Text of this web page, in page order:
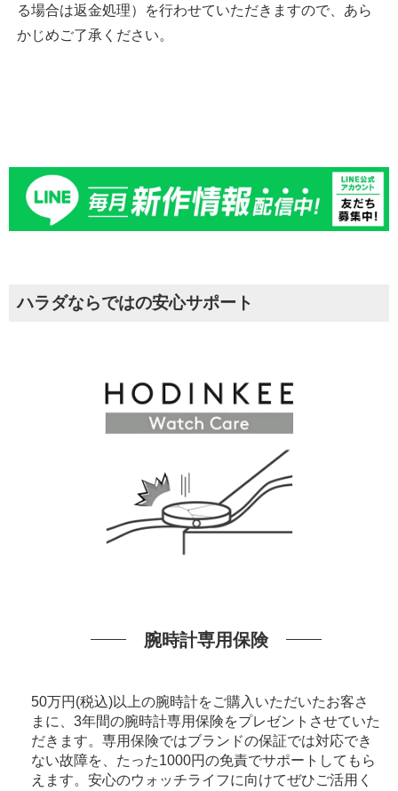
る場合は返金処理）を行わせていただきますので、あら
かじめご了承ください。
ハラダならではの安心サポート
腕時計専用保険
50万円(税込)以上の腕時計をご購入いただいたお客さ
まに、3年間の腕時計専用保険をプレゼントさせていた
だきます。専用保険ではブランドの保証では対応でき
ない故障を、たった1000円の免責でサポートしてもら
えます。安心のウォッチライフに向けてぜひご活用く